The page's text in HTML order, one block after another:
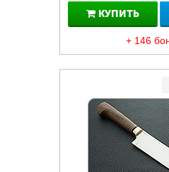
КУПИТЬ
+ 146